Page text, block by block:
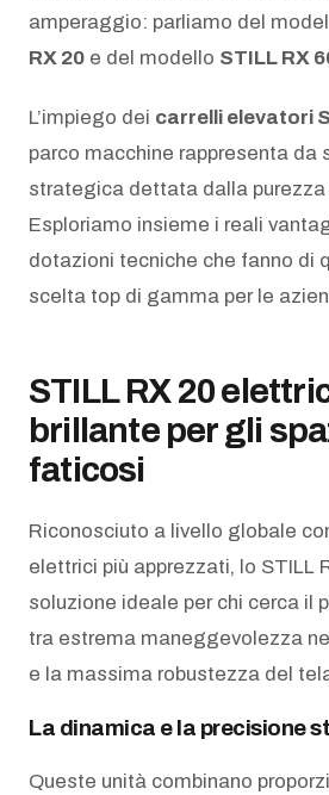
amperaggio: parliamo del
RX 20 e del modello STILL RX
L’impiego dei carrelli elevatori
parco macchine rappresenta da
strategica dettata dalla
Esploriamo insieme i reali
dotazioni tecniche che fanno di
scelta top di gamma per le
STILL RX 20
brillante per gli
faticosi
Riconosciuto a livello globale
elettrici più apprezzati, lo STILL
soluzione ideale per chi cerca il
tra estrema maneggevolezza
e la massima robustezza del
La dinamica e la precisione
Queste unità combinano